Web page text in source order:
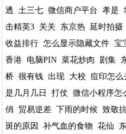
透 土三七 微信商户平台 孝是
击精英3 关关 东京热 延时拍摄
收益排行 怎么显示隐藏文件 宝
香港 电脑PIN 菜花炒肉 剧集
桥 很有钱 出现 大校 痘印怎么
是几月几日
打仗 微信小程序怎
俏
贸易逆差 下雨的时候 致敬
斑的原因
补气血的食物 花仙